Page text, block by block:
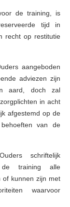
de training, is
tijd in
recht op restitutie
aangeboden
adviezen zijn
aard, doch zal
in acht
afgestemd op de
van de
schriftelijk
training alle
of kunnen zijn met
waarvoor